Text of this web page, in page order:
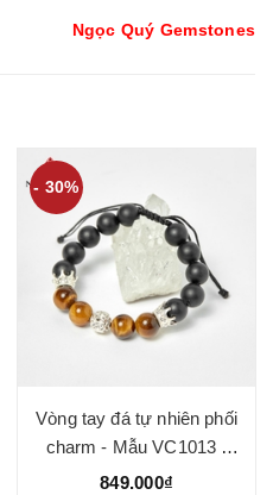
Ngọc Quý Gemstones
- 30%
Vòng tay đá tự nhiên phối
charm - Mẫu VC1013 -
Ngọc Quý
849.000₫